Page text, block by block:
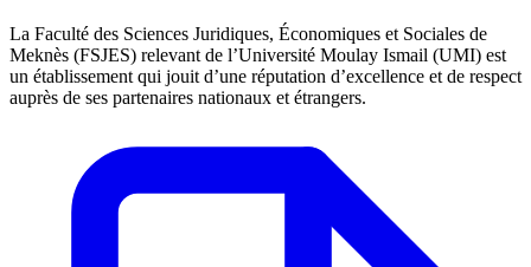
La Faculté des Sciences Juridiques, Économiques et Sociales de
Meknès (FSJES) relevant de l’Université Moulay Ismail (UMI) est
un établissement qui jouit d’une réputation d’excellence et de respect
auprès de ses partenaires nationaux et étrangers.